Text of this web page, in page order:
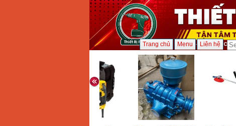
Trang chủ Menu Liên hệ